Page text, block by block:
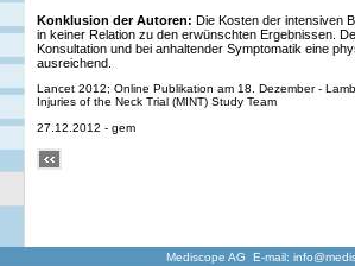
Konklusion der Autoren: Die Kosten der intensiven
in keiner Relation zu den erwünschten Ergebnissen.
Konsultation und bei anhaltender Symptomatik eine
ausreichend.
Lancet 2012; Online Publikation am 18. Dezember -
Injuries of the Neck Trial (MINT) Study Team
27.12.2012 - gem
Mediscope AG E-mail: